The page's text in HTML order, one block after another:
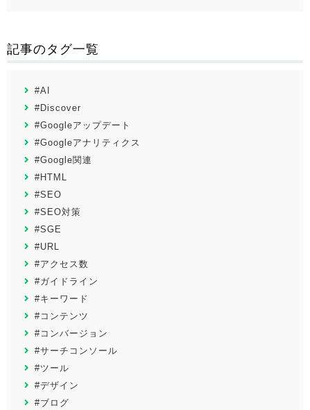
記事のタグ一覧
#AI
#Discover
#Googleアップデート
#Googleアナリティクス
#Google関連
#HTML
#SEO
#SEO対策
#SGE
#URL
#アクセス数
#ガイドライン
#キーワード
#コンテンツ
#コンバージョン
#サーチコンソール
#ツール
#デザイン
#ブログ